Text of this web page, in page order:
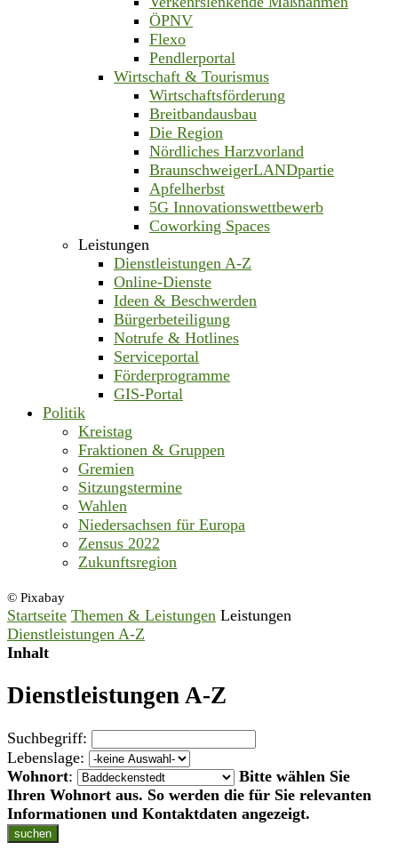
ÖPNV
Flexo
Pendlerportal
Wirtschaft & Tourismus
Wirtschaftsförderung
Breitbandausbau
Die Region
Nördliches Harzvorland
BraunschweigerLANDpartie
Apfelherbst
5G Innovationswettbewerb
Coworking Spaces
Leistungen
Dienstleistungen A-Z
Online-Dienste
Ideen & Beschwerden
Bürgerbeteiligung
Notrufe & Hotlines
Serviceportal
Förderprogramme
GIS-Portal
Politik
Kreistag
Fraktionen & Gruppen
Gremien
Sitzungstermine
Wahlen
Niedersachsen für Europa
Zensus 2022
Zukunftsregion
© Pixabay
Startseite Themen & Leistungen Leistungen
Dienstleistungen A-Z
Inhalt
Dienstleistungen A-Z
Suchbegriff:
Lebenslage:
Wohnort:
Bitte wählen Sie
Ihren Wohnort aus. So werden die für Sie relevanten
Informationen und Kontaktdaten angezeigt.
suchen